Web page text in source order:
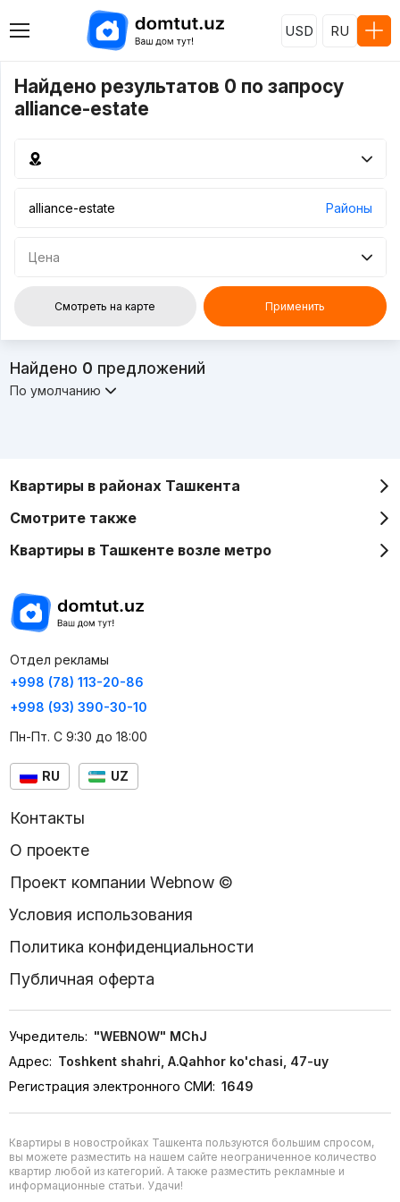
USD RU
Найдено результатов 0 по запросу
alliance-estate
Районы
Цена
Смотреть на карте Применить
Найдено 0 предложений
По умолчанию
Квартиры в районах Ташкента
Смотрите также
Квартиры в Ташкенте возле метро
Отдел рекламы
+998 (78) 113-20-86
+998 (93) 390-30-10
Пн-Пт. С 9:30 до 18:00
RU UZ
Контакты
О проекте
Проект компании Webnow ©
Условия использования
Политика конфиденциальности
Публичная оферта
Учредитель: "WEBNOW" MChJ
Адрес: Toshkent shahri, A.Qahhor ko'chasi, 47-uy
Регистрация электронного СМИ: 1649
Квартиры в новостройках Ташкента пользуются большим спросом,
вы можете разместить на нашем сайте неограниченное количество
квартир любой из категорий. А также разместить рекламные и
информационные статьи. Удачи!